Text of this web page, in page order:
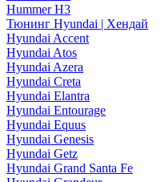
Hummer H3
Тюнинг Hyundai | Хендай
Hyundai Accent
Hyundai Atos
Hyundai Azera
Hyundai Creta
Hyundai Elantra
Hyundai Entourage
Hyundai Equus
Hyundai Genesis
Hyundai Getz
Hyundai Grand Santa Fe